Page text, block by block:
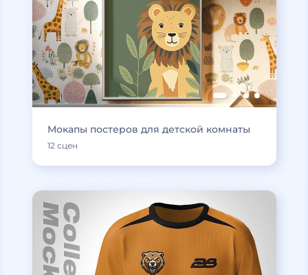
Мокапы постеров для детской комнаты
12 сцен